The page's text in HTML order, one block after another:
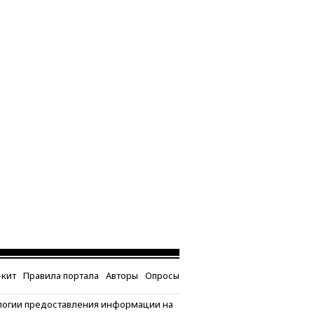
Правила портала Авторы Опросы
предоставления информации на